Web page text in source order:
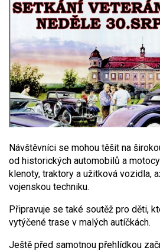
Návštěvníci se mohou těšit na
od historických automobilů a
klenoty, traktory a užitková vozidla,
vojenskou techniku.
Připravuje se také soutěž pro děti,
vytýčené trase v malých autíčkách.
Ještě před samotnou přehlídkou